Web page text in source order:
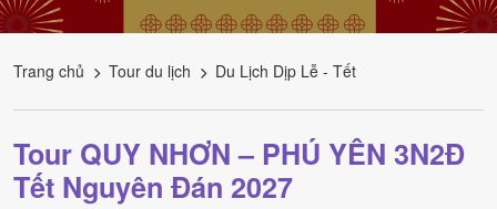
Miền
Tourism
Trang chủ Tour du lịch Du Lịch Dịp Lễ - Tết
Tour QUY NHƠN – PHÚ YÊN 3N2Đ
Tết Nguyên Đán 2027